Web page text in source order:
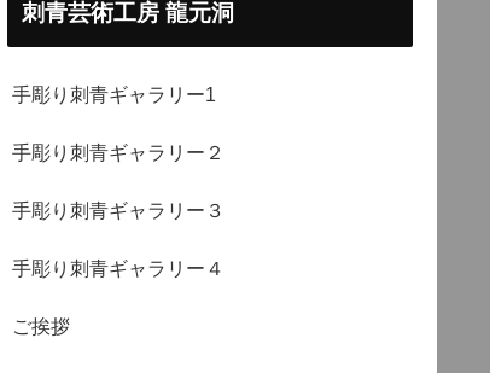
刺青芸術工房 龍元洞
手彫り刺青ギャラリー1
手彫り刺青ギャラリー２
手彫り刺青ギャラリー３
手彫り刺青ギャラリー４
ご挨拶